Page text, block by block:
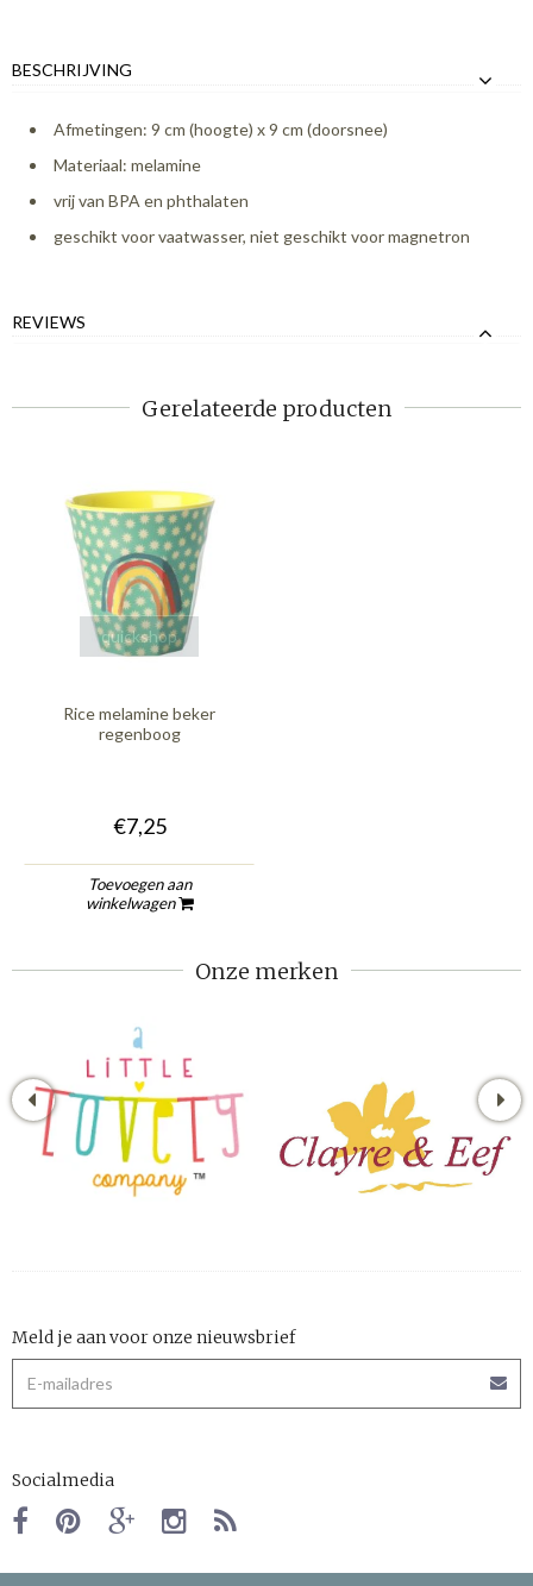
BESCHRIJVING
Afmetingen: 9 cm (hoogte) x 9 cm (doorsnee)
Materiaal: melamine
vrij van BPA en phthalaten
geschikt voor vaatwasser, niet geschikt voor magnetron
REVIEWS
Gerelateerde producten
quickshop
Rice melamine beker
regenboog
€7,25
Toevoegen aan
winkelwagen
Onze merken
Meld je aan voor onze nieuwsbrief
Socialmedia